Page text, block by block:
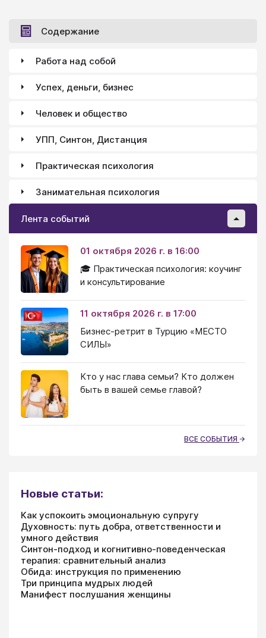
Содержание
Работа над собой
Успех, деньги, бизнес
Человек и общество
УПП, Синтон, Дистанция
Практическая психология
Занимательная психология
Лента событий
01 октября 2026 г. в 16:00
🎓 Практическая психология: коучинг
и консультирование
11 октября 2026 г. в 17:00
Бизнес-ретрит в Турцию «МЕСТО
СИЛЫ»
Кто у нас глава семьи? Кто должен
быть в вашей семье главой?
ВСЕ СОБЫТИЯ
Новые статьи:
Как успокоить эмоциональную супругу
Духовность: путь добра, ответственности и
умного действия
Синтон-подход и когнитивно-поведенческая
терапия: сравнительный анализ
Обида: инструкция по применению
Три принципа мудрых людей
Манифест послушания женщины